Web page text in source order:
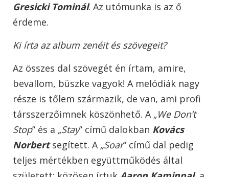
Gresicki Tominál. Az utómunka is az ő
érdeme.
Ki írta az album zenéit és szövegeit?
Az összes dal szövegét én írtam, amire,
bevallom, büszke vagyok! A melódiák nagy
része is tőlem származik, de van, ami profi
társszerzőimnek köszönhető. A „We Don’t
Stop” és a „Stay” című dalokban Kovács
Norbertsegített. A „Soar” című dal pedig
teljes mértékben együttműködés által